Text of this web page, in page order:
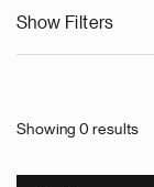
Show Filters
Showing 0 results